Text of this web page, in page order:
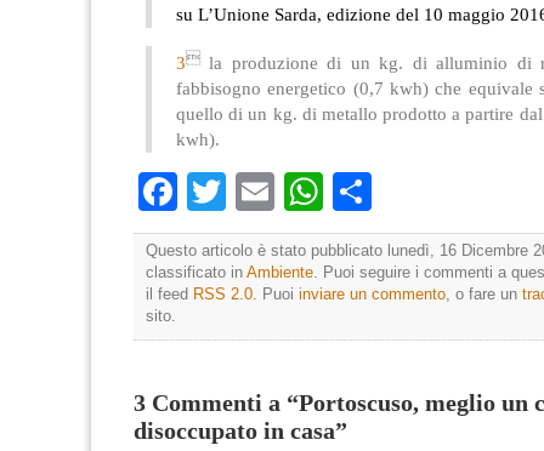
su L’Unione Sarda, edizione del 10 maggio
3 la produzione di un kg. di alluminio di
fabbisogno energetico (0,7 kwh) che equivale
quello di un kg. di metallo prodotto a partire
kwh).
Facebook
TwitterEmailWhatsApp
Questo articolo è stato pubblicato lunedì, 16 Dicembre
classificato in Ambiente. Puoi seguire i commenti a
il feed RSS 2.0. Puoi inviare un commento, o fare un
sito.
3 Commenti a “Portoscuso, meglio un
disoccupato in casa”